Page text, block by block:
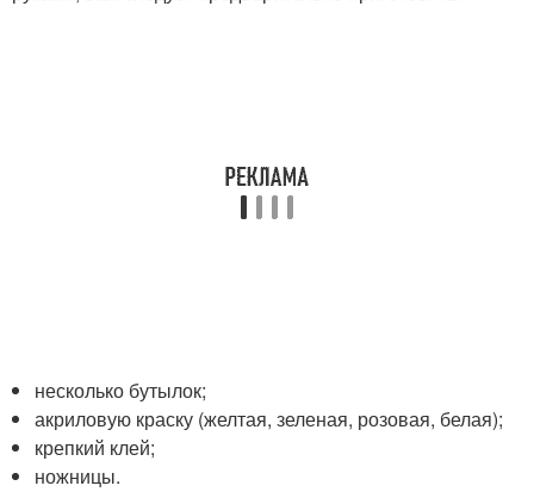
несколько бутылок;
акриловую краску (желтая, зеленая, розовая, белая);
крепкий клей;
ножницы.